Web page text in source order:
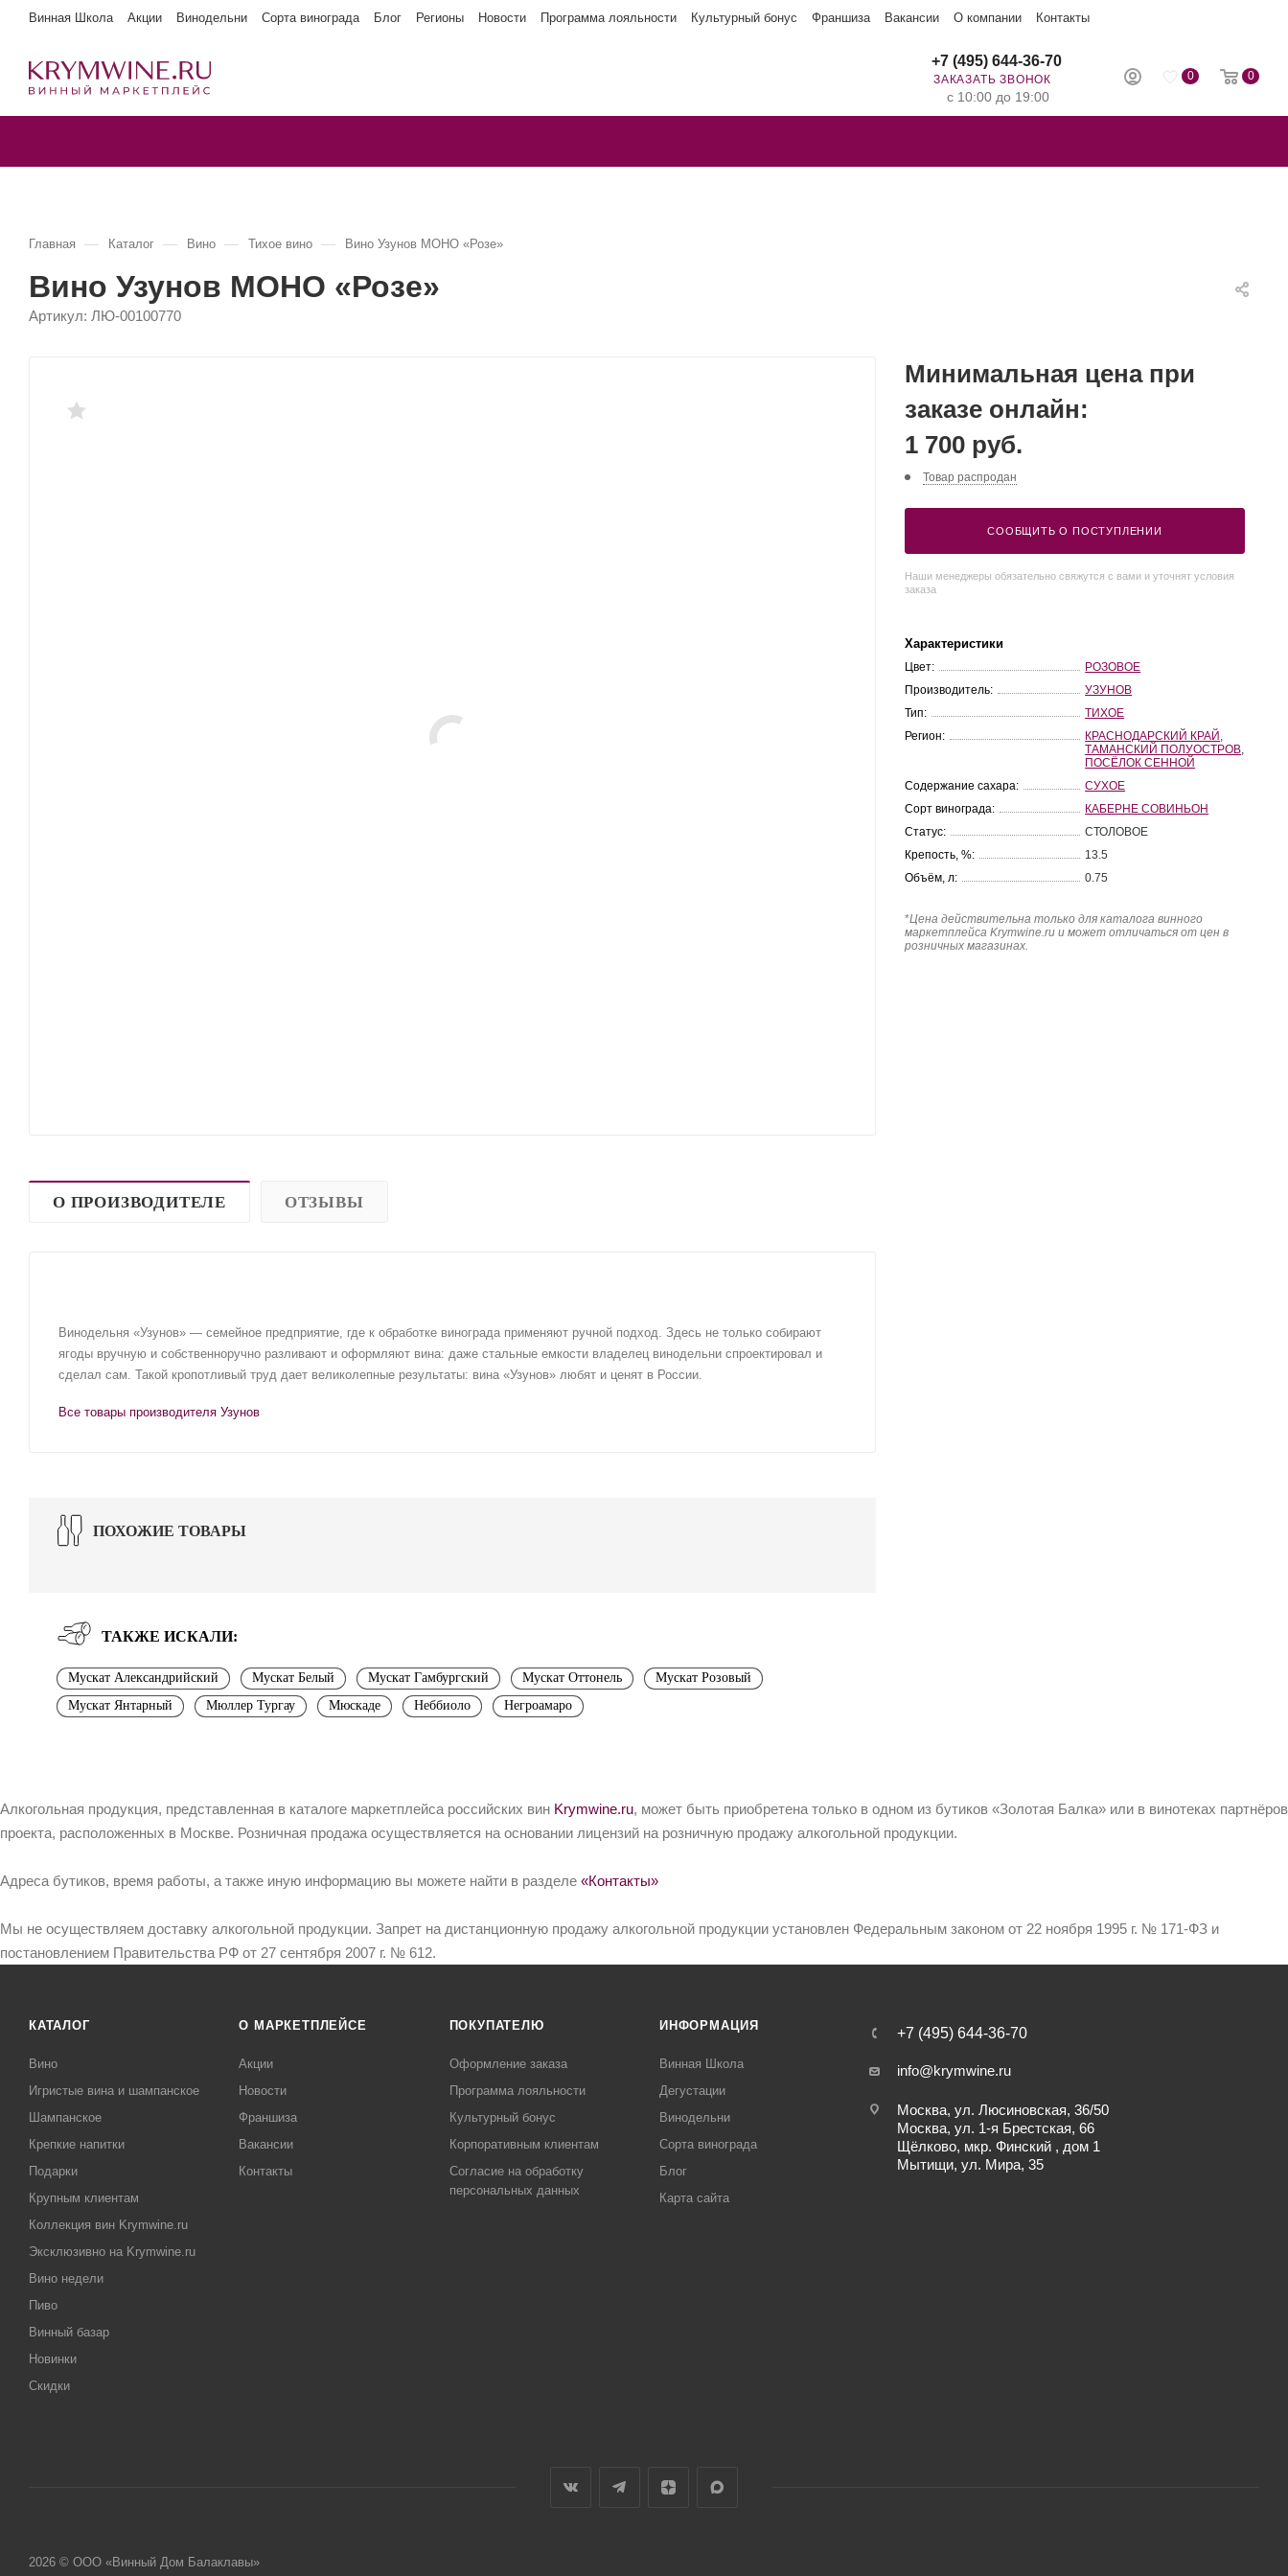
Винная Школа Акции Винодельни Сорта винограда Блог Регионы Новости Программа лояльности Культурный бонус Франшиза Вакансии О компании Контакты
0 0
+7 (495) 644-36-70
ЗАКАЗАТЬ ЗВОНОК
с 10:00 до 19:00
Главная — Каталог — Вино — Тихое вино — Вино Узунов МОНО «Розе»
Вино Узунов МОНО «Розе»
Артикул: ЛЮ-00100770
О ПРОИЗВОДИТЕЛЕ ОТЗЫВЫ
Винодельня «Узунов» — семейное предприятие, где к обработке винограда применяют ручной подход. Здесь не только собирают
ягоды вручную и собственноручно разливают и оформляют вина: даже стальные емкости владелец винодельни спроектировал и
сделал сам. Такой кропотливый труд дает великолепные результаты: вина «Узунов» любят и ценят в России.
Все товары производителя Узунов
ПОХОЖИЕ ТОВАРЫ
ТАКЖЕ ИСКАЛИ:
Мускат Александрийский Мускат Белый Мускат Гамбургский Мускат Оттонель
Мускат Розовый
Мускат Янтарный
Мюллер Тургау Мюскаде Неббиоло Негроамаро
Минимальная цена при
заказе онлайн:
1 700 руб.
Товар распродан
СООБЩИТЬ О ПОСТУПЛЕНИИ
Наши менеджеры обязательно свяжутся с вами и уточнят условия
заказа
Характеристики
Цвет:
РОЗОВОЕ
Производитель:
УЗУНОВ
Тип:
ТИХОЕ
Регион:
КРАСНОДАРСКИЙ КРАЙ
ТАМАНСКИЙ ПОЛУОСТРОВ
ПОСЁЛОК СЕННОЙ
Содержание сахара:
СУХОЕ
Сорт винограда:
КАБЕРНЕ СОВИНЬОН
Статус:
СТОЛОВОЕ
Крепость, %:
13.5
Объём, л:
0.75
*Цена действительна только для каталога винного
маркетплейса Krymwine.ru и может отличаться от цен в
розничных магазинах.
Алкогольная продукция, представленная в каталоге маркетплейса российских вин Krymwine.ru, может быть приобретена только в одном из бутиков «Золотая Балка» или в винотеках партнёров
проекта, расположенных в Москве. Розничная продажа осуществляется на основании лицензий на розничную продажу алкогольной продукции.
Адреса бутиков, время работы, а также иную информацию вы можете найти в разделе «Контакты»
Мы не осуществляем доставку алкогольной продукции. Запрет на дистанционную продажу алкогольной продукции установлен Федеральным законом от 22 ноября 1995 г. № 171-ФЗ и
постановлением Правительства РФ от 27 сентября 2007 г. № 612.
КАТАЛОГ
Вино
Игристые вина и шампанское
Шампанское
Крепкие напитки
Подарки
Крупным клиентам
Коллекция вин Krymwine.ru
Эксклюзивно на Krymwine.ru
Вино недели
Пиво
Винный базар
Новинки
Скидки
О МАРКЕТПЛЕЙСЕ
Акции
Новости
Франшиза
Вакансии
Контакты
ПОКУПАТЕЛЮ
Оформление заказа
Программа лояльности
Культурный бонус
Корпоративным клиентам
Согласие на обработку
персональных данных
ИНФОРМАЦИЯ
Винная Школа
Дегустации
Винодельни
Сорта винограда
Блог
Карта сайта
+7 (495) 644-36-70
info@krymwine.ru
Москва, ул. Люсиновская, 36/50
Москва, ул. 1-я Брестская, 66
Щёлково, мкр. Финский , дом 1
Мытищи, ул. Мира, 35
2026 © ООО «Винный Дом Балаклавы»